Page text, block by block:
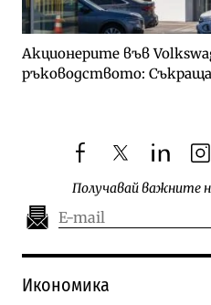
Акционерите във
ръководството:
facebooktwitterlinkedin
Получавай важните
Икономика